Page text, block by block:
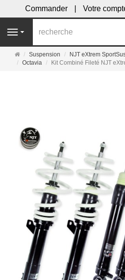
Commander Votre
Navigation
Page
d'accueil
Suspension NJT eXtrem
Octavia
Kit Combiné Fileté NJT